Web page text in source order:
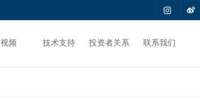

视频 技术支持 投资者关系 联系我们